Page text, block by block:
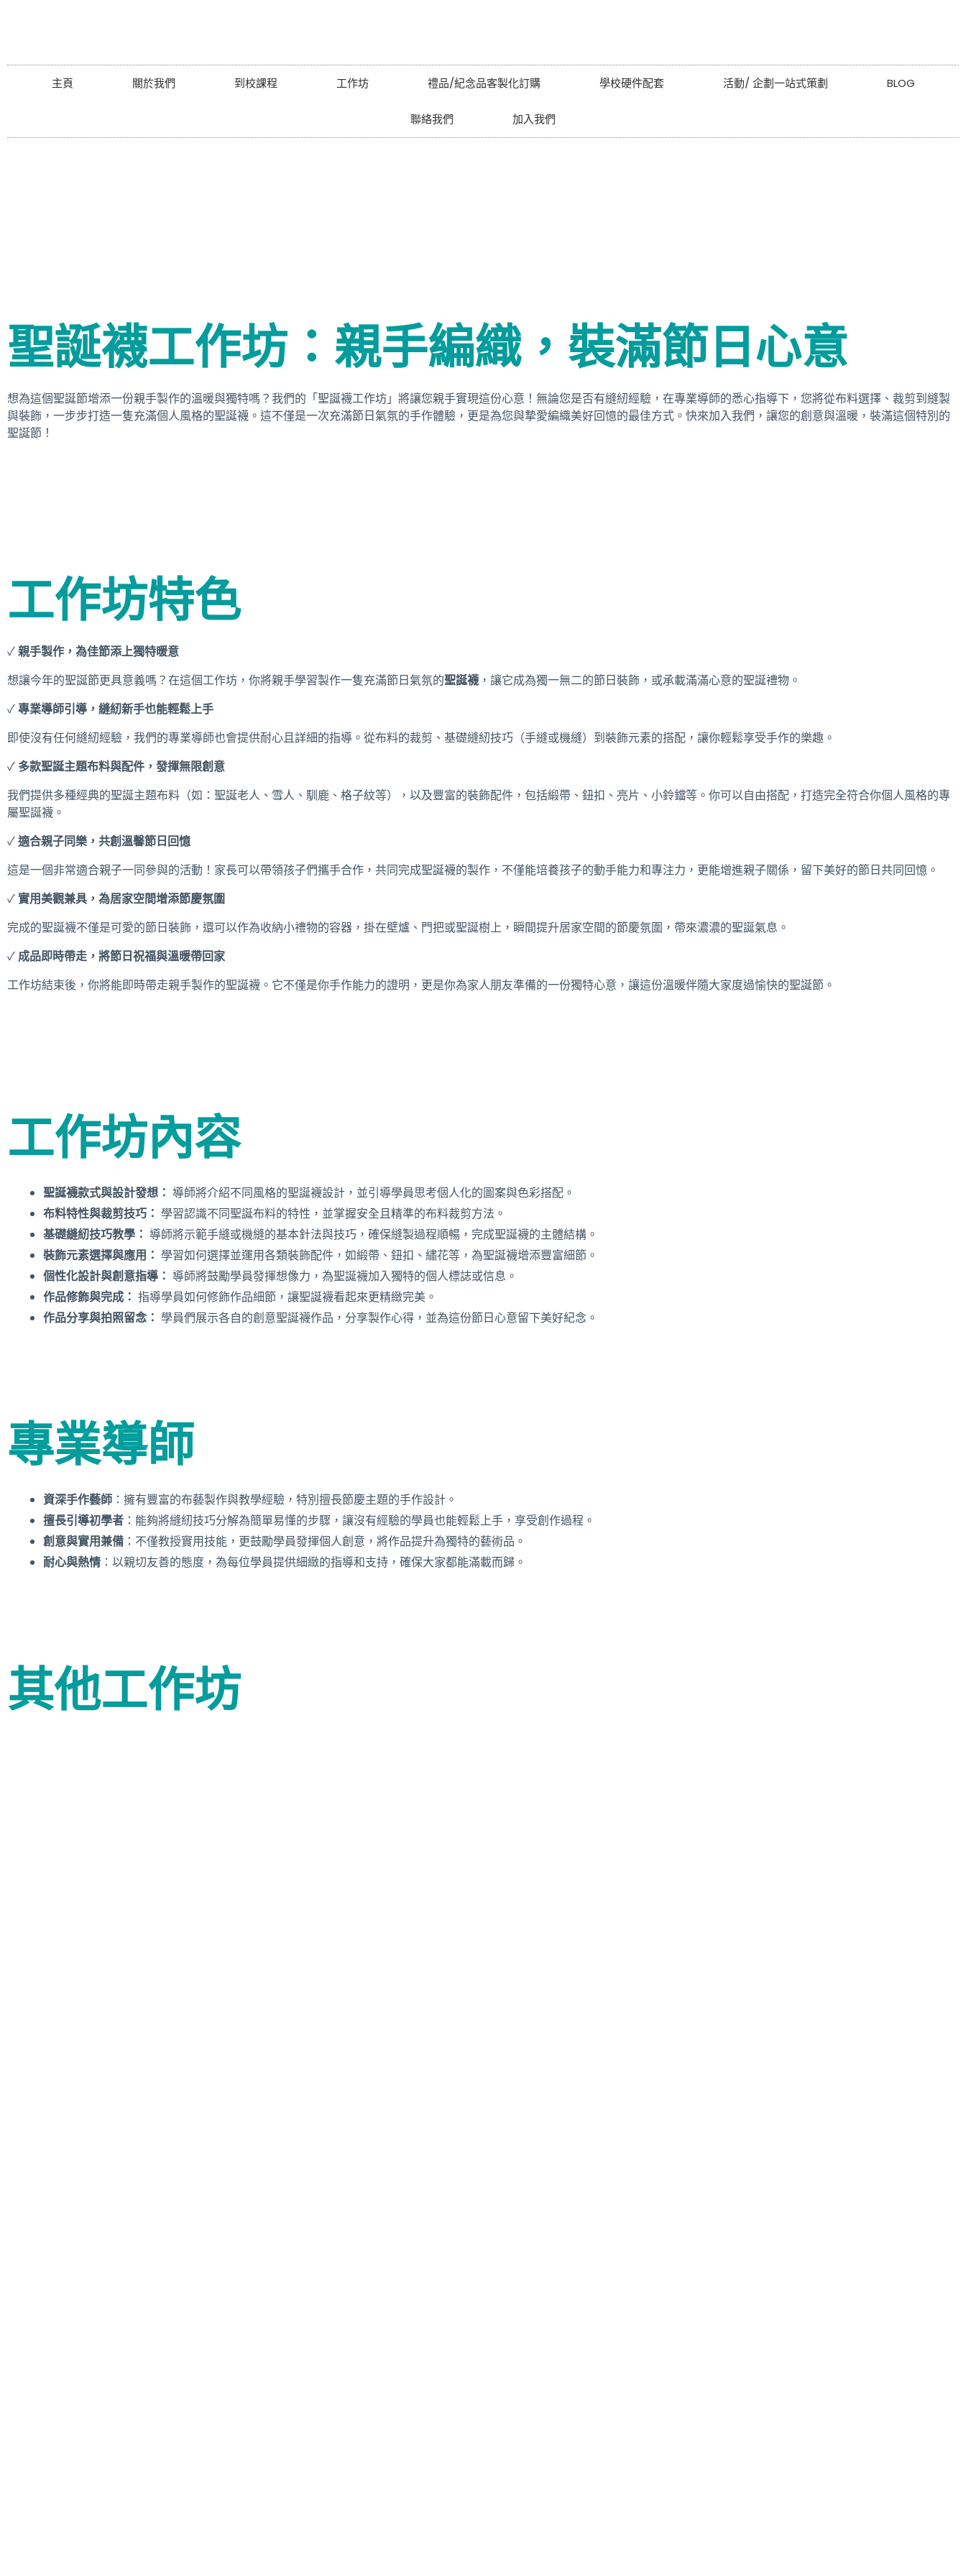
主頁 關於我們 到校課程 工作坊 禮品/紀念品客製化訂購 學校硬件配套 活動/ 企劃一站式策劃 BLOG
聯絡我們 加入我們
聖誕襪工作坊：親手編織，裝滿節日心意
想為這個聖誕節增添一份親手製作的溫暖與獨特嗎？我們的「聖誕襪工作坊」將讓您親手實現這份心意！無論您是否有縫紉經驗，在專業導師的悉心指導下，您將從布料選擇、裁剪到縫製
與裝飾，一步步打造一隻充滿個人風格的聖誕襪。這不僅是一次充滿節日氣氛的手作體驗，更是為您與摯愛編織美好回憶的最佳方式。快來加入我們，讓您的創意與溫暖，裝滿這個特別的
聖誕節！
工作坊特色
✓親手製作，為佳節添上獨特暖意
想讓今年的聖誕節更具意義嗎？在這個工作坊，你將親手學習製作一隻充滿節日氣氛的聖誕襪 ，讓它成為獨一無二的節日裝飾，或承載滿滿心意的聖誕禮物。
✓專業導師引導，縫紉新手也能輕鬆上手
即使沒有任何縫紉經驗，我們的專業導師也會提供耐心且詳細的指導。從布料的裁剪、基礎縫紉技巧（手縫或機縫）到裝飾元素的搭配，讓你輕鬆享受手作的樂趣。
✓ 多款聖誕主題布料與配件，發揮無限創意
我們提供多種經典的聖誕主題布料（如：聖誕老人、雪人、馴鹿、格子紋等），以及豐富的裝飾配件，包括緞帶、鈕扣、亮片、小鈴鐺等。你可以自由搭配，打造完全符合你個人風格的專
屬聖誕襪。
✓適合親子同樂，共創溫馨節日回憶
這是一個非常適合親子一同參與的活動！家長可以帶領孩子們攜手合作，共同完成聖誕襪的製作，不僅能培養孩子的動手能力和專注力，更能增進親子關係，留下美好的節日共同回憶。
✓實用美觀兼具，為居家空間增添節慶氛圍
完成的聖誕襪不僅是可愛的節日裝飾，還可以作為收納小禮物的容器，掛在壁爐、門把或聖誕樹上，瞬間提升居家空間的節慶氛圍，帶來濃濃的聖誕氣息。
✓成品即時帶走，將節日祝福與溫暖帶回家
工作坊結束後，你將能即時帶走親手製作的聖誕襪。它不僅是你手作能力的證明，更是你為家人朋友準備的一份獨特心意，讓這份溫暖伴隨大家度過愉快的聖誕節。
工作坊內容
聖誕襪款式與設計發想： 導師將介紹不同風格的聖誕襪設計，並引導學員思考個人化的圖案與色彩搭配。
布料特性與裁剪技巧： 學習認識不同聖誕布料的特性，並掌握安全且精準的布料裁剪方法。
基礎縫紉技巧教學： 導師將示範手縫或機縫的基本針法與技巧，確保縫製過程順暢，完成聖誕襪的主體結構。
裝飾元素選擇與應用： 學習如何選擇並運用各類裝飾配件，如緞帶、鈕扣、繡花等，為聖誕襪增添豐富細節。
個性化設計與創意指導： 導師將鼓勵學員發揮想像力，為聖誕襪加入獨特的個人標誌或信息。
作品修飾與完成： 指導學員如何修飾作品細節，讓聖誕襪看起來更精緻完美。
作品分享與拍照留念： 學員們展示各自的創意聖誕襪作品，分享製作心得，並為這份節日心意留下美好紀念。
專業導師
資深手作藝師 ：擁有豐富的布藝製作與教學經驗，特別擅長節慶主題的手作設計。
擅長引導初學者 ：能夠將縫紉技巧分解為簡單易懂的步驟，讓沒有經驗的學員也能輕鬆上手，享受創作過程。
創意與實用兼備 ：不僅教授實用技能，更鼓勵學員發揮個人創意，將作品提升為獨特的藝術品。
耐心與熱情 ：以親切友善的態度，為每位學員提供細緻的指導和支持，確保大家都能滿載而歸。
其他工作坊